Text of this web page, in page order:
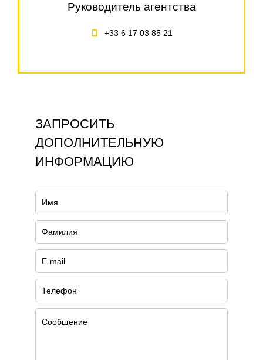
Руководитель агентства
+33 6 17 03 85 21
ЗАПРОСИТЬ
ДОПОЛНИТЕЛЬНУЮ
ИНФОРМАЦИЮ